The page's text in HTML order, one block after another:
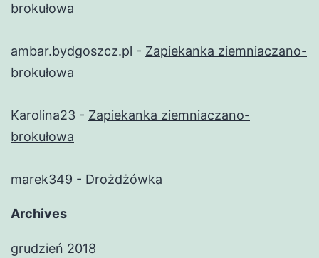
brokułowa
ambar.bydgoszcz.pl - Zapiekanka ziemniaczano-
brokułowa
Karolina23 - Zapiekanka ziemniaczano-
brokułowa
marek349 - Drożdżówka
Archives
grudzień 2018